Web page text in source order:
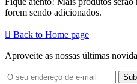
forem sendo adicionados.
 Back to Home page
Aproveite as nossas últimas